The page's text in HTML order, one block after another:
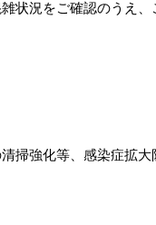
状況をご確認のうえ
掃強化等、感染症拡